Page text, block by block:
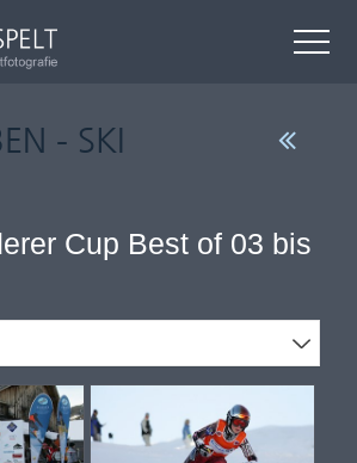
- SKI
Cup Best of 03 bis